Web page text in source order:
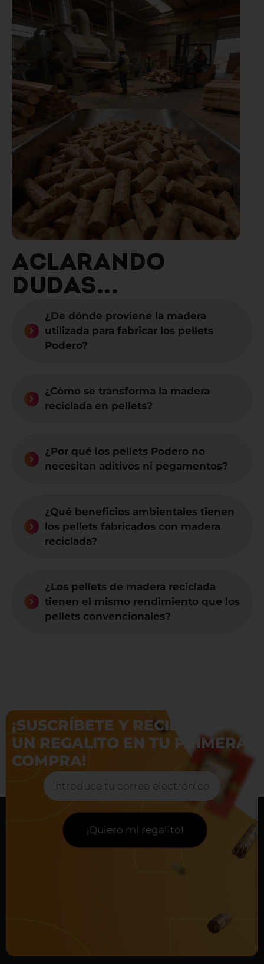
ACLARANDO
DUDAS...
¿De dónde proviene la madera
utilizada para fabricar los pellets
Podero?
¿Cómo se transforma la madera
reciclada en pellets?
¿Por qué los pellets Podero no
necesitan aditivos ni pegamentos?
¿Qué beneficios ambientales tienen
los pellets fabricados con madera
reciclada?
¿Los pellets de madera reciclada
tienen el mismo rendimiento que los
pellets convencionales?
¡SUSCRÍBETE Y RECIBE
UN REGALITO EN TU PRIMERA
COMPRA!